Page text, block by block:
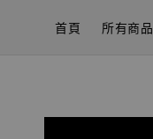
首頁 所有商品